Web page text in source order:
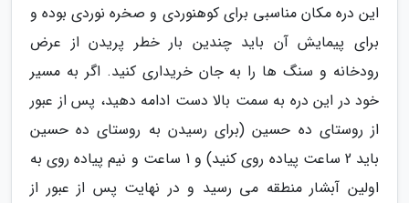
این دره مکان مناسبی برای کوهنوردی و صخره نوردی بوده و
برای پیمایش آن باید چندین بار خطر پریدن از عرض
رودخانه و سنگ ها را به جان خریداری کنید. اگر به مسیر
خود در این دره به سمت بالا دست ادامه دهید، پس از عبور
از روستای ده حسین (برای رسیدن به روستای ده حسین
باید 2 ساعت پیاده روی کنید) و 1 ساعت و نیم پیاده روی به
اولین آبشار منطقه می رسید و در نهایت پس از عبور از